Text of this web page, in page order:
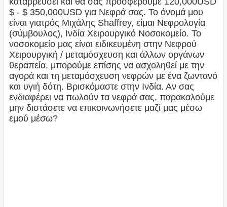
$ - $ 350,000USD για Νεφρά σας. Το όνομά μου
είναι γιατρός Μιχάλης Shaffrey, είμαι Νεφρολογία
(σύμβουλος), Ινδία Χειρουργικό Νοσοκομείο. Το
νοσοκομείο μας είναι ειδικευμένη στην Νεφρού
Χειρουργική / μεταμόσχευση και άλλων οργάνων
θεραπεία, μπορούμε επίσης να ασχοληθεί με την
αγορά και τη μεταμόσχευση νεφρών με ένα ζωντανό
και υγιή δότη. Βρισκόμαστε στην Ινδία. Αν σας
ενδιαφέρει να πωλούν τα νεφρά σας, παρακαλούμε
μην διστάσετε να επικοινωνήσετε μαζί μας μέσω
εμού μέσω?